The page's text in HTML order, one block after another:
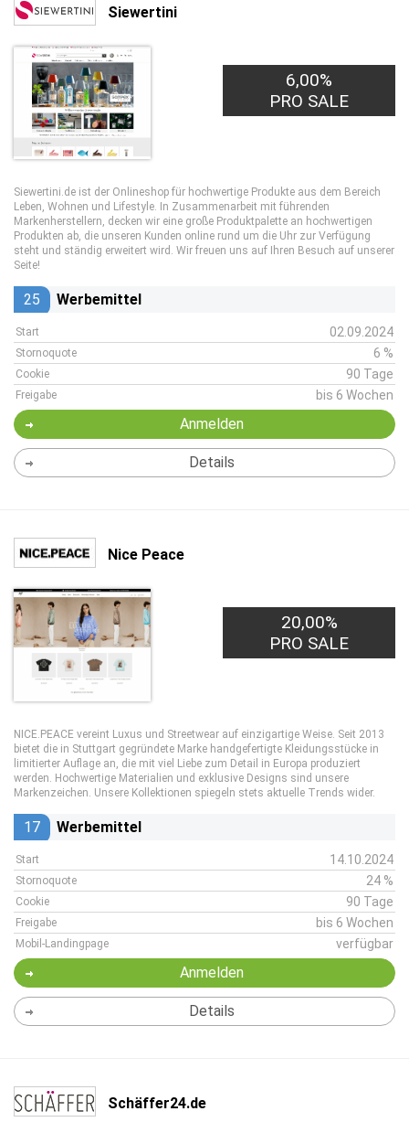
Siewertini
6,00%
PRO SALE
Siewertini.de ist der Onlineshop für hochwertige Produkte aus dem Bereich
Leben, Wohnen und Lifestyle. In Zusammenarbeit mit führenden
Markenherstellern, decken wir eine große Produktpalette an hochwertigen
Produkten ab, die unseren Kunden online rund um die Uhr zur Verfügung
steht und ständig erweitert wird. Wir freuen uns auf Ihren Besuch auf unserer
Seite!
25 Werbemittel
Start 02.09.2024
Stornoquote 6 %
Cookie 90 Tage
Freigabe bis 6 Wochen
Anmelden
Details
Nice Peace
20,00%
PRO SALE
NICE.PEACE vereint Luxus und Streetwear auf einzigartige Weise. Seit 2013
bietet die in Stuttgart gegründete Marke handgefertigte Kleidungsstücke in
limitierter Auflage an, die mit viel Liebe zum Detail in Europa produziert
werden. Hochwertige Materialien und exklusive Designs sind unsere
Markenzeichen. Unsere Kollektionen spiegeln stets aktuelle Trends wider.
17 Werbemittel
Start 14.10.2024
Stornoquote 24 %
Cookie 90 Tage
Freigabe bis 6 Wochen
Mobil-Landingpage verfügbar
Anmelden
Details
Schäffer24.de